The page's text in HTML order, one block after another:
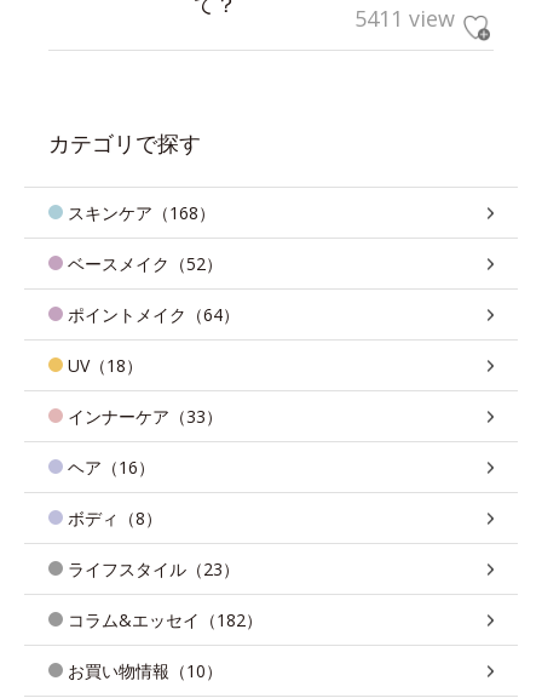
5411 view
カテゴリで探す
スキンケア（168）
ベースメイク（52）
ポイントメイク（64）
UV（18）
インナーケア（33）
ヘア（16）
ボディ（8）
ライフスタイル（23）
コラム&エッセイ（182）
お買い物情報（10）